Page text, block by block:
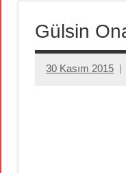
Gülsin
30 Kasım 2015